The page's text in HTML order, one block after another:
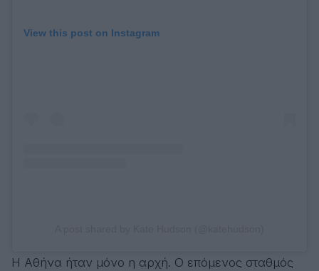
View this post on Instagram
Η Αθήνα ήταν μόνο η αρχή. Ο επόμενος σταθμός